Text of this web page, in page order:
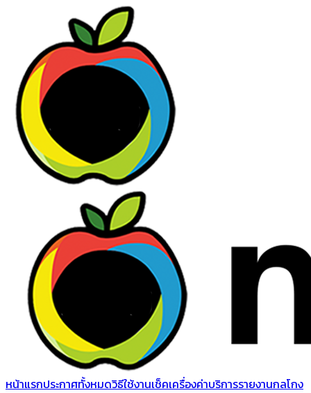
หน้าแรกประกาศทั้งหมดวิธีใช้งานเช็คเครื่องค่าบริการรายงานกลโกง